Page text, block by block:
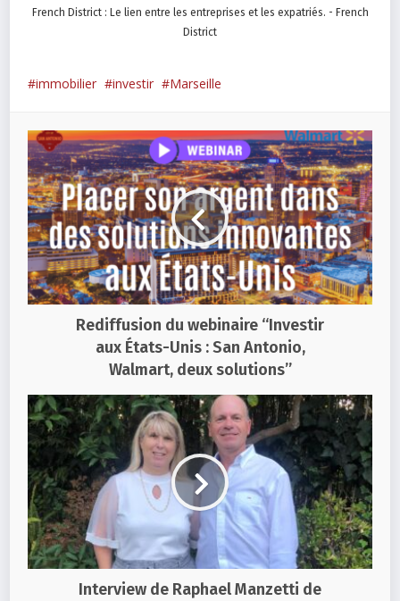
French District : Le lien entre les entreprises et les expatriés. - French
District
immobilier investir Marseille
Rediffusion du webinaire “Investir
aux États-Unis : San Antonio,
Walmart, deux solutions”
Interview de Raphael Manzetti de